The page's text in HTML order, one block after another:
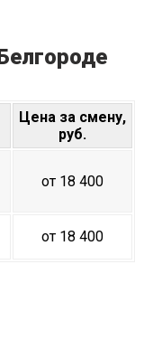
Цена за смену,
руб.
от 18 400
от 18 400